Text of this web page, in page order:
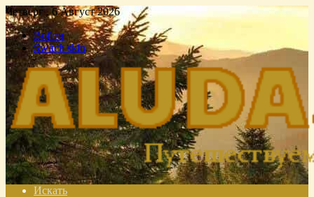
Четверг , 6 Август 2026
Войти
Switch skin
Искать